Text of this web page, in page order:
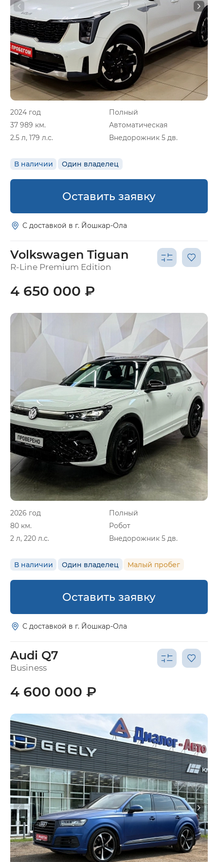
2024 год
Полный
37 989 км.
Автоматическая
2.5 л, 179 л.с.
Внедорожник 5 дв.
В наличии Один владелец
Оставить заявку
С доставкой в г. Йошкар-Ола
Volkswagen Tiguan
R-Line Premium Edition
2026 год
Полный
80 км.
Робот
2 л, 220 л.с.
Внедорожник 5 дв.
В наличии Один владелец Малый пробег
4 650 000 ₽
Оставить заявку
С доставкой в г. Йошкар-Ола
Audi Q7
Business
4 600 000 ₽